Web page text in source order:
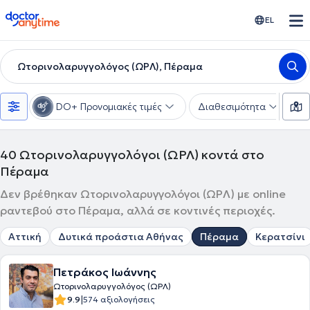
doctoranytime EL
Ωτορινολαρυγγολόγος (ΩΡΛ), Πέραμα
DO+ Προνομιακές τιμές Διαθεσιμότητα
40 Ωτορινολαρυγγολόγοι (ΩΡΛ) κοντά στο
Πέραμα
Δεν βρέθηκαν Ωτορινολαρυγγολόγοι (ΩΡΛ) με online
ραντεβού στο Πέραμα, αλλά σε κοντινές περιοχές.
Αττική Δυτικά προάστια Αθήνας Πέραμα Κερατσίνι
Πετράκος Ιωάννης
Ωτορινολαρυγγολόγος (ΩΡΛ)
9.9|574 αξιολογήσεις